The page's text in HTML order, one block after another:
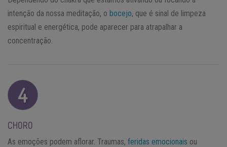
intenção da nossa meditação, o bocejo, que é sinal de limpeza
espiritual e energética, pode aparecer para atrapalhar a
concentração.
CHORO
As emoções podem aflorar. Traumas, feridas emocionais ou